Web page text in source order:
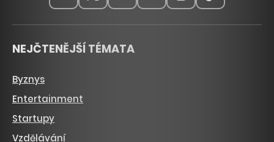
NEJČTENĚJŠÍ TÉMATA
Byznys
Entertainment
Startupy
Vzdělávání